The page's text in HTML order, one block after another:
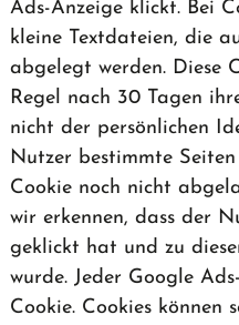
Ads-Anzeige klickt. Bei
kleine Textdateien, die
abgelegt werden. Diese
Regel nach 30 Tagen
nicht der persönlichen
Nutzer bestimmte
Cookie noch nicht
wir erkennen, dass der
geklickt hat und zu
wurde. Jeder Google
Cookie. Cookies können